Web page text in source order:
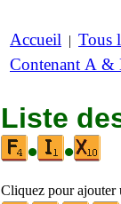
Accueil | Tous
Contenant A &
Liste
•
•
Cliquez pour ajouter